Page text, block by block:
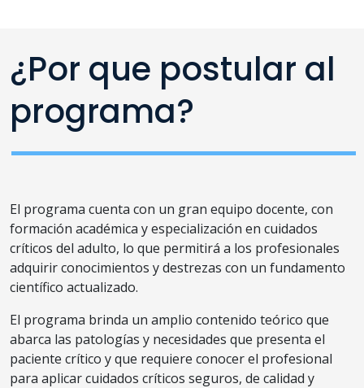
El programa cuenta con un gran equipo docente, con
formación académica y especialización en cuidados
críticos del adulto, lo que permitirá a los profesionales
adquirir conocimientos y destrezas con un fundamento
científico actualizado.
El programa brinda un amplio contenido teórico que
abarca las patologías y necesidades que presenta el
paciente crítico y que requiere conocer el profesional
para aplicar cuidados críticos seguros, de calidad y
¿Por que postular al
programa?